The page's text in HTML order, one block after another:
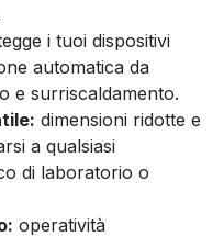
i tuoi dispositivi
automatica da
e surriscaldamento.
dimensioni ridotte e
a qualsiasi
di laboratorio o
operatività